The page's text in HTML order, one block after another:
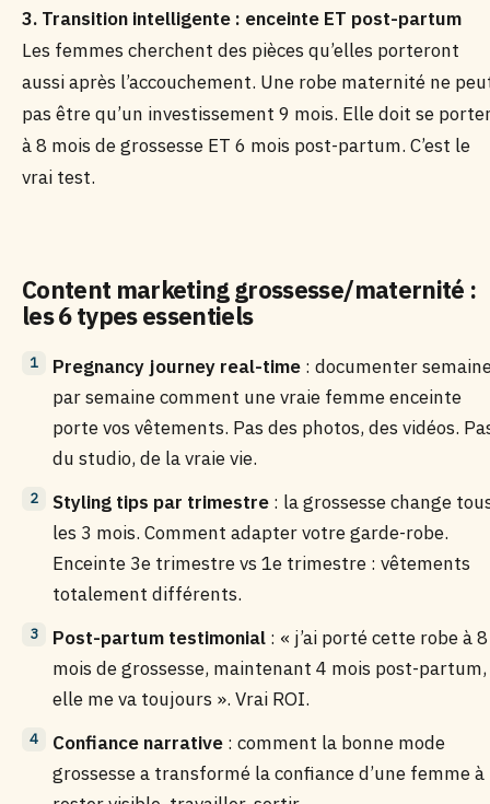
3. Transition intelligente : enceinte ET post-partum
Les femmes cherchent des pièces qu’elles porteront
aussi après l’accouchement. Une robe maternité ne
pas être qu’un investissement 9 mois. Elle doit se
à 8 mois de grossesse ET 6 mois post-partum. C’est le
vrai test.
Content marketing grossesse/maternité :
les 6 types essentiels
Pregnancy journey real-time : documenter
par semaine comment une vraie femme enceinte
porte vos vêtements. Pas des photos, des vidéos.
du studio, de la vraie vie.
Styling tips par trimestre : la grossesse change
les 3 mois. Comment adapter votre garde-robe.
Enceinte 3e trimestre vs 1e trimestre : vêtements
totalement différents.
Post-partum testimonial : « j’ai porté cette robe à 8
mois de grossesse, maintenant 4 mois post-partum,
elle me va toujours ». Vrai ROI.
Confiance narrative : comment la bonne mode
grossesse a transformé la confiance d’une femme à